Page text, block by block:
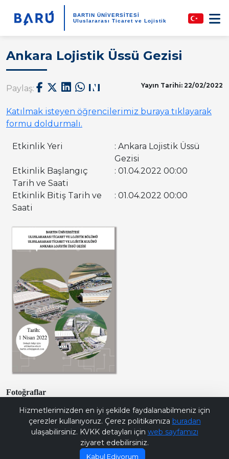
BARTIN ÜNİVERSİTESİ
Uluslararası Ticaret ve Lojistik
Ankara Lojistik Üssü Gezisi
Paylaş: Yayın Tarihi: 22/02/2022
Katılmak isteyen öğrencilerimiz buraya tıklayarak
formu doldurmalı.
Etkinlik Yeri
: Ankara Lojistik Üssü
Gezisi
Etkinlik Başlangıç
Tarih ve Saati
: 01.04.2022 00:00
Etkinlik Bitiş Tarih ve
Saati
: 01.04.2022 00:00
Fotoğraflar
Hizmetlerimizden en iyi şekilde faydalanabilmeniz için
çerezler kullanıyoruz. Çerez politikamıza buradan
ulaşabilirsiniz. KVKK detayları için web sayfamızı
ziyaret edebilirsiniz.
Kabul Ediyorum
Bana Soru Sor | Ask Me